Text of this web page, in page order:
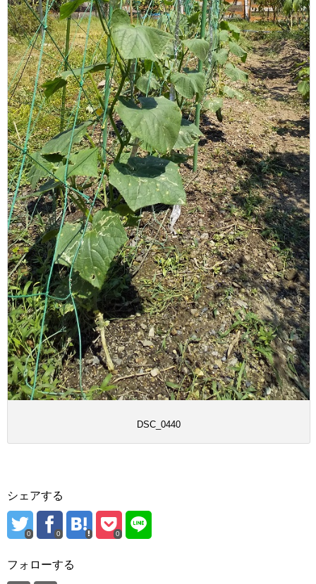
DSC_0440
シェアする
0 0 0
フォローする